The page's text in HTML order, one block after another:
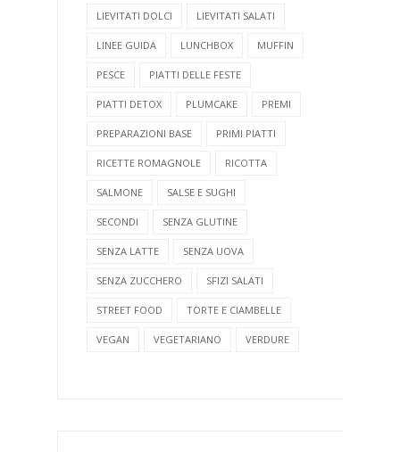
LIEVITATI DOLCI LIEVITATI SALATI
LINEE GUIDA LUNCHBOX MUFFIN
PESCE PIATTI DELLE FESTE
PIATTI DETOX PLUMCAKE PREMI
PREPARAZIONI BASE PRIMI PIATTI
RICETTE ROMAGNOLE RICOTTA
SALMONE SALSE E SUGHI
SECONDI SENZA GLUTINE
SENZA LATTE SENZA UOVA
SENZA ZUCCHERO SFIZI SALATI
STREET FOOD TORTE E CIAMBELLE
VEGAN VEGETARIANO VERDURE